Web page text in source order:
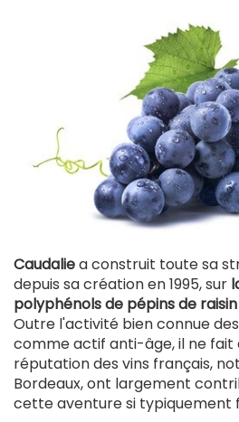
Caudaliea construit toute sa
depuis sa création en 1995, sur
polyphénols de pépins de
Outre l'activité bien connue
comme actif anti-âge, il ne fait
réputation des vins français,
Bordeaux, ont largement
cette aventure si typiquement